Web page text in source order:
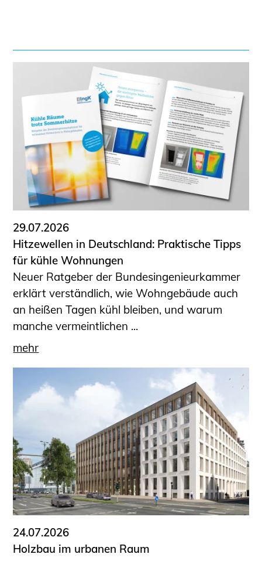
29.07.2026
Hitzewellen in Deutschland: Praktische Tipps
für kühle Wohnungen
Neuer Ratgeber der Bundesingenieurkammer
erklärt verständlich, wie Wohngebäude auch
an heißen Tagen kühl bleiben, und warum
manche vermeintlichen ...
mehr
24.07.2026
Holzbau im urbanen Raum